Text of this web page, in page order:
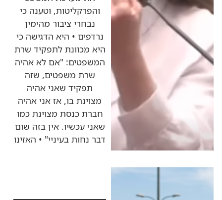
והפרקליטות, וטענה כי
נבחרי ציבור מהימין
נרדפים • היא הדגישה כי
היא מכוונת לתפקיד שרת
המשפטים: "אם לא אהיה
שרת משפטים, שזה
תפקיד שאני אהיה
מצוינת בו, אז אני אהיה
חברת כנסת מצוינת כמו
שאני עכשיו. אין בזה שום
דבר נחות בעיניי" • האזינו